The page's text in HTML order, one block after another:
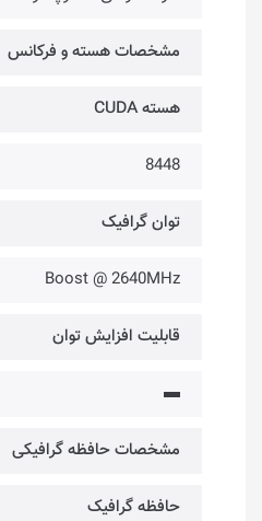
مشخصات هسته و فرکانس
هسته CUDA
8448
توان گرافیک
Boost @ 2640MHz
قابلیت افزایش توان
▬
مشخصات حافظه گرافیکی
حافظه گرافیک